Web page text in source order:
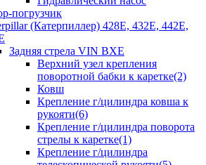
погрузчик
(Катерпиллер) 428E, 432E, 442E,
Задняя стрела VIN BXE
Верхний узел крепления
поворотной бабки к каретке(2)
Ковш
Крепление г/цилиндра ковша к
рукояти(6)
Крепление г/цилиндра поворота
стрелы к каретке(1)
Крепление г/цилиндра